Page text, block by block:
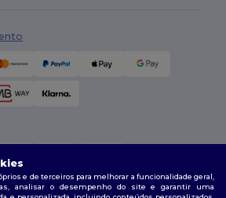
e de terceiros para melhorar a funcionalidade geral,
analisar o desempenho do site e garantir uma